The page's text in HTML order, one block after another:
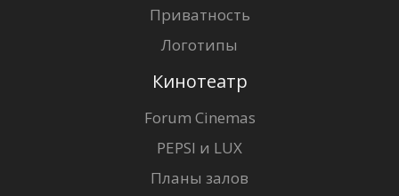
Приватность
Логотипы
Кинотеатр
Forum Cinemas
PEPSI и LUX
Планы залов